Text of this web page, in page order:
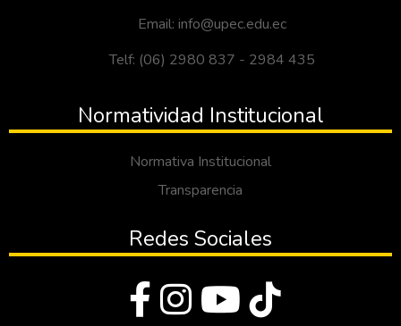
Email: info@upec.edu.ec
Telf: (06) 2980 837 - 2984 435
Normatividad Institucional
Normativa Institucional
Transparencia
Redes Sociales